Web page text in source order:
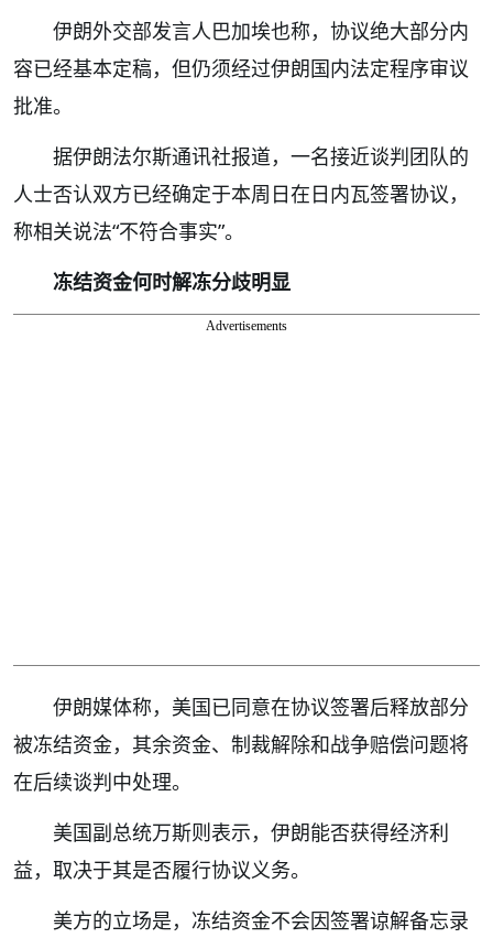
伊朗外交部发言人巴加埃也称，协议绝大部分内
容已经基本定稿，但仍须经过伊朗国内法定程序审议
批准。
据伊朗法尔斯通讯社报道，一名接近谈判团队的
人士否认双方已经确定于本周日在日内瓦签署协议，
称相关说法“不符合事实”。
冻结资金何时解冻分歧明显
Advertisements
伊朗媒体称，美国已同意在协议签署后释放部分
被冻结资金，其余资金、制裁解除和战争赔偿问题将
在后续谈判中处理。
美国副总统万斯则表示，伊朗能否获得经济利
益，取决于其是否履行协议义务。
美方的立场是，冻结资金不会因签署谅解备忘录